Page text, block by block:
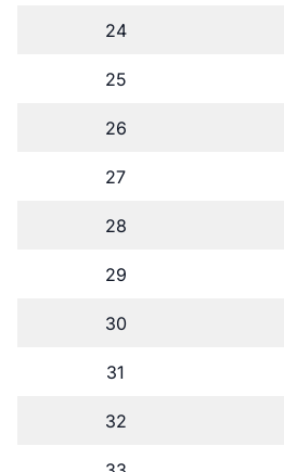
24
25
26
27
28
29
30
31
32